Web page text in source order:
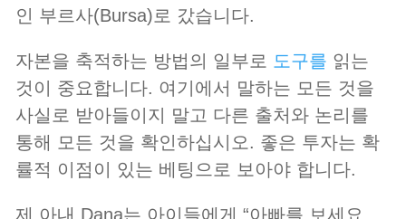
인 부르사(Bursa)로 갔습니다.
자본을 축적하는 방법의 일부로 도구를 읽는
것이 중요합니다. 여기에서 말하는 모든 것을
사실로 받아들이지 말고 다른 출처와 논리를
통해 모든 것을 확인하십시오. 좋은 투자는 확
률적 이점이 있는 베팅으로 보아야 합니다.
제 아내 Dana는 아이들에게 “아빠를 보세요.